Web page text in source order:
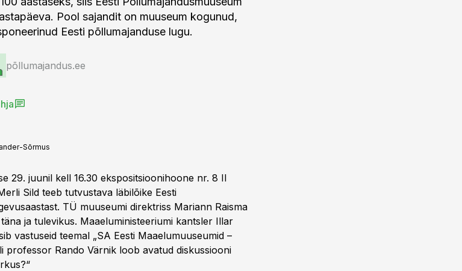
Pool sajandit on muuseum kogunud,
Eesti põllumajanduse lugu.
põllumajandus.ee
Sõrmus
29. juunil kell 16.30 ekspositsioonihoone nr. 8 II
Sild teeb tutvustava läbilõike Eesti
TÜ muuseumi direktriss Mariann Raisma
ja tulevikus. Maaeluministeeriumi kantsler Illar
vastuseid teemal „SA Eesti Maaelumuuseumid –
professor Rando Värnik loob avatud diskussiooni